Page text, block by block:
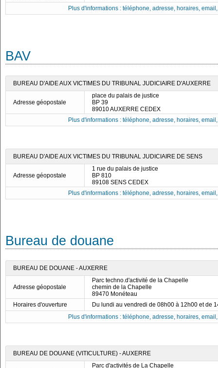
Plus d'informations : téléphone, adresse, horaires,
BAV
BUREAU D'AIDE AUX VICTIMES DU TRIBUNAL JUDICIAIRE D'AUXERRE
Adresse géopostale
place du palais de justice
BP 39
89010 AUXERRE CEDEX
Plus d'informations : téléphone, adresse, horaires,
BUREAU D'AIDE AUX VICTIMES DU TRIBUNAL JUDICIAIRE DE SENS
Adresse géopostale
1 rue du palais de justice
BP 810
89108 SENS CEDEX
Plus d'informations : téléphone, adresse, horaires,
Bureau de douane
BUREAU DE DOUANE - AUXERRE
Adresse géopostale
Parc techno.d'activité de la Chapelle
chemin de la Chapelle
89470 Monéteau
Horaires d'ouverture
Du lundi au vendredi de 08h00 à 12h00 et de
Plus d'informations : téléphone, adresse, horaires,
BUREAU DE DOUANE (VITICULTURE) - AUXERRE
Parc d'activités de La Chapelle